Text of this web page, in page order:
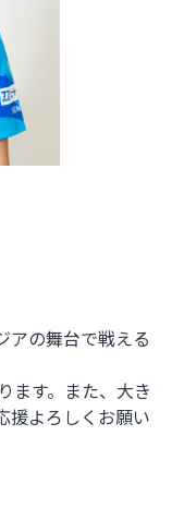
アの舞台で戦える
ます。また、大き
援よろしくお願い